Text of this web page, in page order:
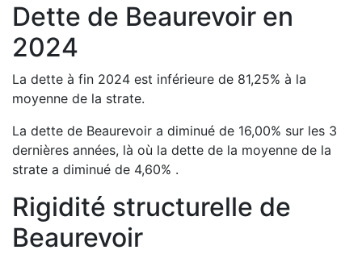
Dette de Beaurevoir en
2024
La dette à fin 2024 est inférieure de 81,25% à la
moyenne de la strate.
La dette de Beaurevoir a diminué de 16,00% sur les 3
dernières années, là où la dette de la moyenne de la
strate a diminué de 4,60% .
Rigidité structurelle de
Beaurevoir